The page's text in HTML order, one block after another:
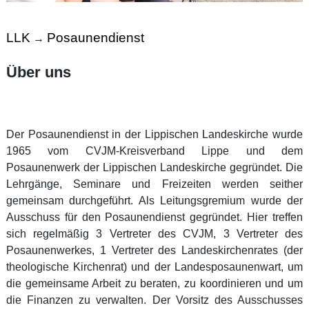
LLK → Posaunendienst
Über uns
Der Posaunendienst in der Lippischen Landeskirche wurde
1965 vom CVJM‐Kreisverband Lippe und dem
Posaunenwerk der Lippischen Landeskirche gegründet. Die
Lehrgänge, Seminare und Freizeiten werden seither
gemeinsam durchgeführt. Als Leitungsgremium wurde der
Ausschuss für den Posaunendienst gegründet. Hier treffen
sich regelmäßig 3 Vertreter des CVJM, 3 Vertreter des
Posaunenwerkes, 1 Vertreter des Landeskirchenrates (der
theologische Kirchenrat) und der Landesposaunenwart, um
die gemeinsame Arbeit zu beraten, zu koordinieren und um
die Finanzen zu verwalten. Der Vorsitz des Ausschusses